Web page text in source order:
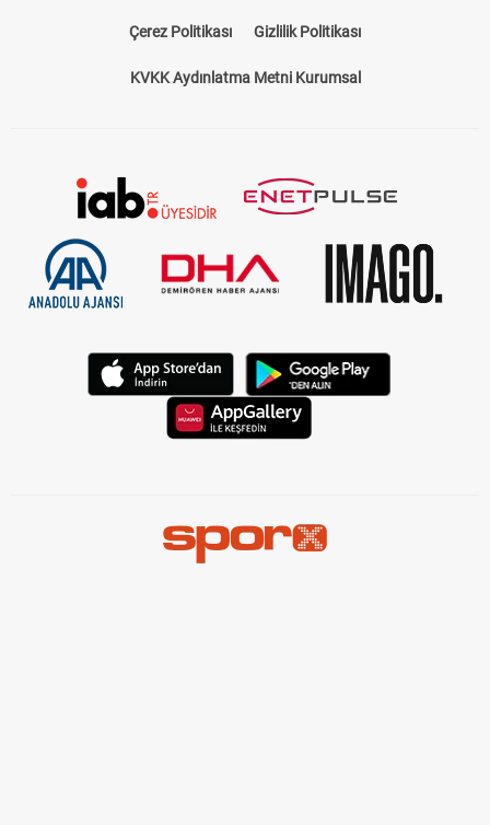
Çerez Politikası Gizlilik Politikası
KVKK Aydınlatma Metni Kurumsal